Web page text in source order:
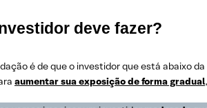
deve fazer?
é de que o investidor que está abaixo
aumentar sua exposição de forma gradual